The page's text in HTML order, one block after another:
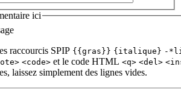
ici
raccourcis SPIP {{gras}} {italique} -
<code> et le code HTML <q> <del>
laissez simplement des lignes vides.